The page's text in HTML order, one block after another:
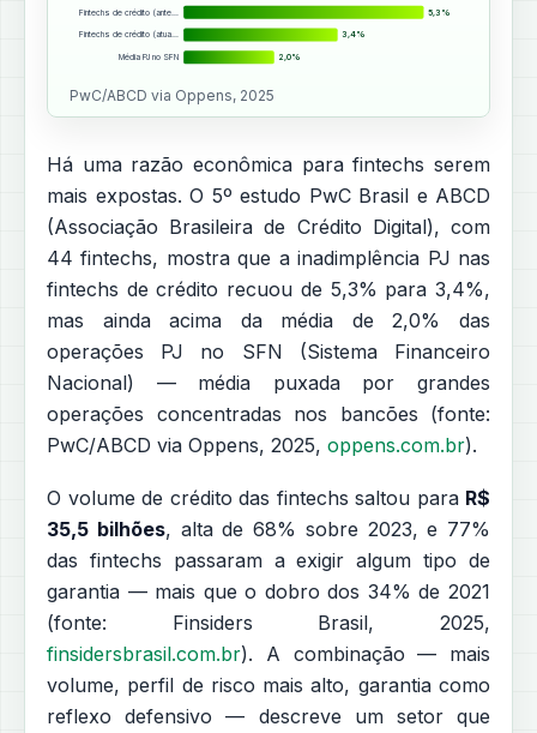
Fintechs de crédito (ante… 5,3%
Fintechs de crédito (atua… 3,4%
Média PJ no SFN 2,0%
PwC/ABCD via Oppens, 2025
Há uma razão econômica para fintechs serem
mais expostas. O 5º estudo PwC Brasil e ABCD
(Associação Brasileira de Crédito Digital), com
44 fintechs, mostra que a inadimplência PJ nas
fintechs de crédito recuou de 5,3% para 3,4%,
mas ainda acima da média de 2,0% das
operações PJ no SFN (Sistema Financeiro
Nacional) — média puxada por grandes
operações concentradas nos bancões (fonte:
PwC/ABCD via Oppens, 2025, oppens.com.br).
O volume de crédito das fintechs saltou para R$
35,5 bilhões, alta de 68% sobre 2023, e 77%
das fintechs passaram a exigir algum tipo de
garantia — mais que o dobro dos 34% de 2021
(fonte: Finsiders Brasil, 2025,
finsidersbrasil.com.br). A combinação — mais
volume, perfil de risco mais alto, garantia como
reflexo defensivo — descreve um setor que